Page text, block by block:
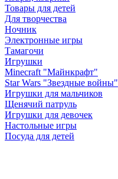
Товары для детей
Для творчества
Ночник
Электронные игры
Тамагочи
Игрушки
Minecraft "Майнкрафт"
Star Wars "Звездные войны"
Игрушки для мальчиков
Щенячий патруль
Игрушки для девочек
Настольные игры
Посуда для детей